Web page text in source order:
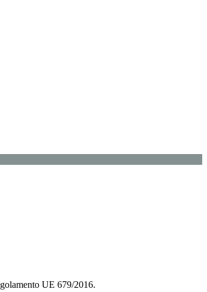
UE 679/2016.